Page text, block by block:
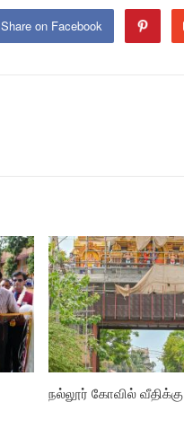
Share on Facebook
நல்லூர் கோவில் வீதிக்கு